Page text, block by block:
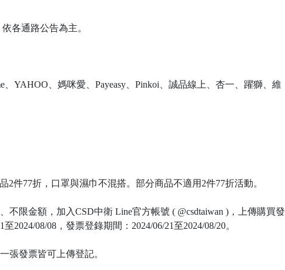
各通路公告為主。
、YAHOO、媽咪愛、Payeasy、Pinkoi、誠品線上、杏一、躍獅、維
件77折，口罩與濕巾不混搭。部分商品不適用2件77折活動。
限金額，加入CSD中衛 Line官方帳號 ( @csdtaiwan )，上傳購買發
08/08，發票登錄期間：2024/06/21至2024/08/20。
張發票皆可上傳登記。